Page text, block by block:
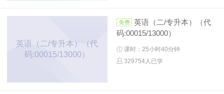
英语（二/专升本）（代
码:00015/13000）
英语（二/专升本）（代
码:00015/13000）
课时：25小时40分钟
329754人已学